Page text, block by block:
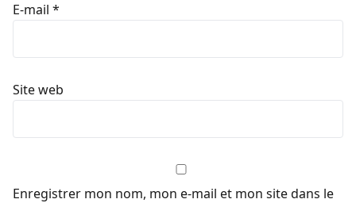
E-mail *
Site web
Enregistrer mon nom, mon e-mail et mon site dans le